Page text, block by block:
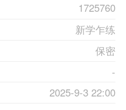
1725760
新学乍练
保密
-
2025-9-3 22:00